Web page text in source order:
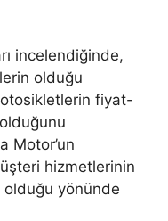
incelendiğinde,
olduğu
fiyat-
Motor’un
hizmetlerinin
olduğu yönünde